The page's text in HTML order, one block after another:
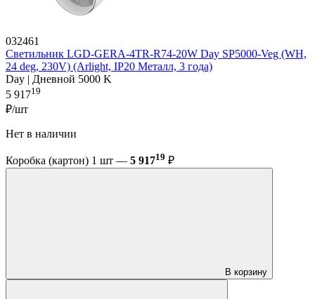
032461
Светильник LGD-GERA-4TR-R74-20W Day SP5000-Veg (WH,
24 deg, 230V) (Arlight, IP20 Металл, 3 года)
Day | Дневной 5000 K
5 91719
₽/шт
Нет в наличии
Коробка (картон) 1 шт — 5 91719 ₽
В корзину